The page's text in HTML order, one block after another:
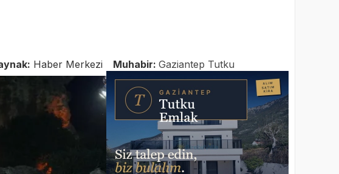
Haber Merkezi Muhabir: Gaziantep Tutku